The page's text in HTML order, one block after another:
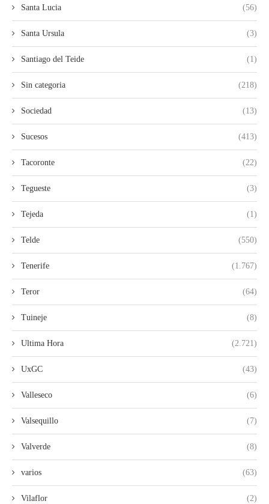
Santa Lucia (56)
Santa Ursula (3)
Santiago del Teide (1)
Sin categoria (218)
Sociedad (13)
Sucesos (413)
Tacoronte (22)
Tegueste (3)
Tejeda (1)
Telde (550)
Tenerife (1.767)
Teror (64)
Tuineje (8)
Ultima Hora (2.721)
UxGC (43)
Valleseco (6)
Valsequillo (7)
Valverde (8)
varios (63)
Vilaflor (2)